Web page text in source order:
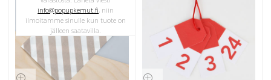
info@popupkemut.fi, niin
ilmoitamme sinulle kun tuote on
jälleen saatavilla.